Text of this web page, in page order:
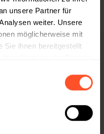
unsere Partner für
weiter. Unsere
möglicherweise mit
Sie ihnen bereitgestellt